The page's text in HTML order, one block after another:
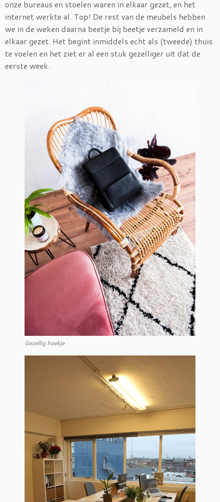
onze bureaus en stoelen waren in elkaar gezet, en het
internet werkte al. Top! De rest van de meubels hebben
we in de weken daarna beetje bij beetje verzameld en in
elkaar gezet. Het begint inmiddels echt als (tweede) thuis
te voelen en het ziet er al een stuk gezelliger uit dat de
eerste week.
Gezellig hoekje